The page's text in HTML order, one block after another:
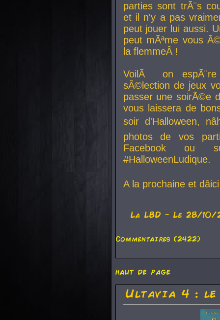
parties sont trÃ¨s
et il n'y a pas
peut jouer lui aussi.
peut mÃªme vous
la flemmeÂ !
VoilÃ on
sÃ©lection de jeux
passer une soirÃ©e
vous laissera de
soir d'Halloween,
photos de vos
Facebook ou
#HalloweenLudique.
A la prochaine et
La LBD - Le 28/10/
Commentaires (2422)
haut de page
Ultavia 4 :